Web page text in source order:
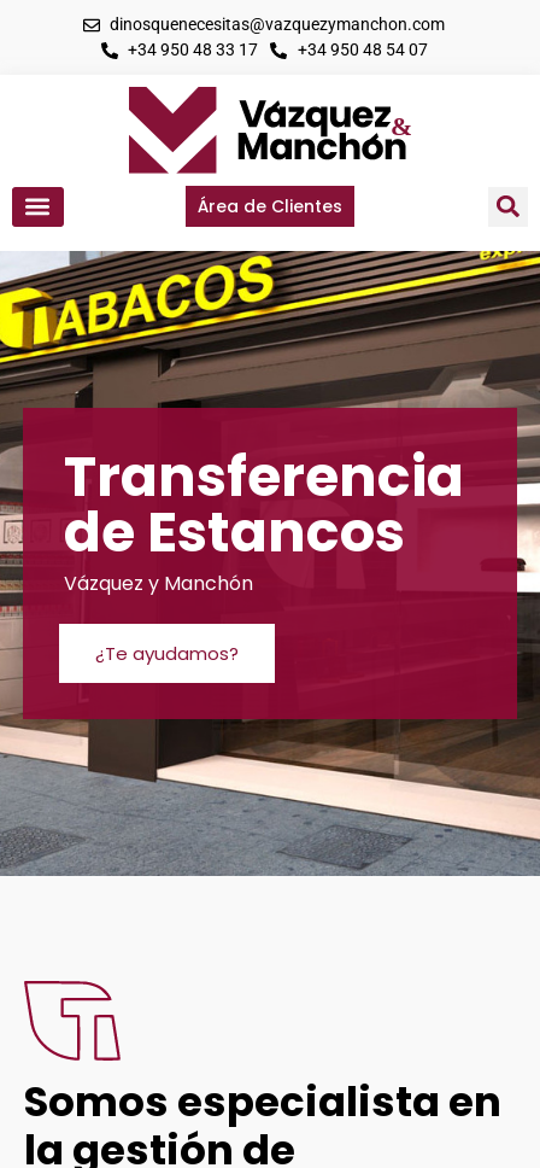
dinosquenecesitas@vazquezymanchon.com
+34 950 48 33 17
+34 950 48 54 07
Área de Clientes
Transferencia
de Estancos
Vázquez y Manchón
¿Te ayudamos?
Somos especialista en
la gestión de